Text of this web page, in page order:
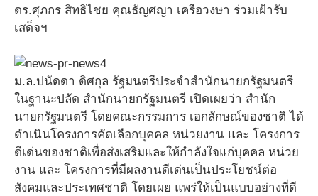
ดร.ศุภกร สิทธิไชย คุณธัญศญา เครือวงษา ร่วมเฝ้ารับ
เสด็จฯ
ม.ล.ปนัดดา ดิศกุล รัฐมนตรีประจำสำนักนายกรัฐมนตรี
ในฐานะปลัด สำนักนายกรัฐมนตรี เปิดเผยว่า สำนัก
นายกรัฐมนตรี โดยคณะกรรมการ เอกลักษณ์ของชาติ ได้
ดำเนินโครงการคัดเลือกบุคคล หน่วยงาน และ โครงการ
ดีเด่นของชาติเพื่อส่งเสริมและให้กำลังใจแก่บุคคล หน่วย
งาน และ โครงการที่มีผลงานดีเด่นเป็นประโยชน์ต่อ
สังคมและประเทศชาติ โดยเผย แพร่ให้เป็นแบบอย่างที่ดี